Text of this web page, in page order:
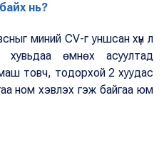
нь?
миний CV-г уншсан хүн л
өмнөх асуултад
товч, тодорхой 2 хуудас
ном хэвлэх гэж байгаа юм